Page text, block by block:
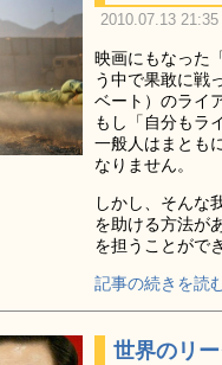
2010.07.13
映画にもなった
う中で果敢に戦
ベート）のライ
もし「自分もラ
一般人はまとも
なりません。
しかし、そんな
を助ける方法が
を担うことが
記事の続きを読
世界のリ